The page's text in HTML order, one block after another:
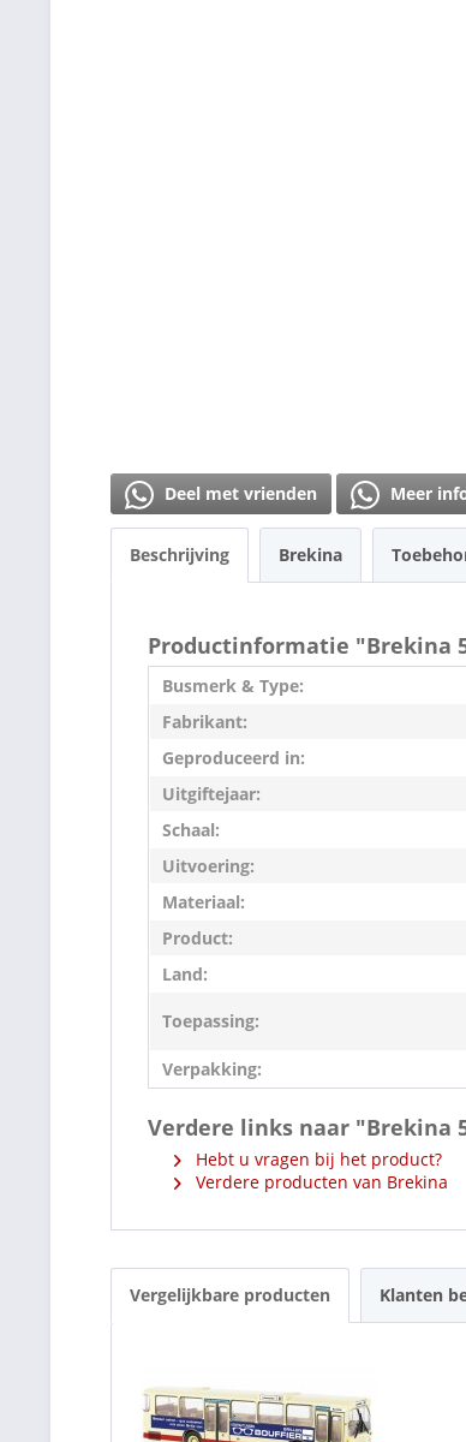
Deel met vrienden Meer
Beschrijving Brekina
Productinformatie "Brekina
Busmerk & Type:
Fabrikant:
Geproduceerd in:
Uitgiftejaar:
Schaal:
Uitvoering:
Materiaal:
Product:
Land:
Toepassing:
Verpakking:
Verdere links naar "Brekina
Hebt u vragen bij het product?
Verdere producten van Brekina
Vergelijkbare producten Klanten